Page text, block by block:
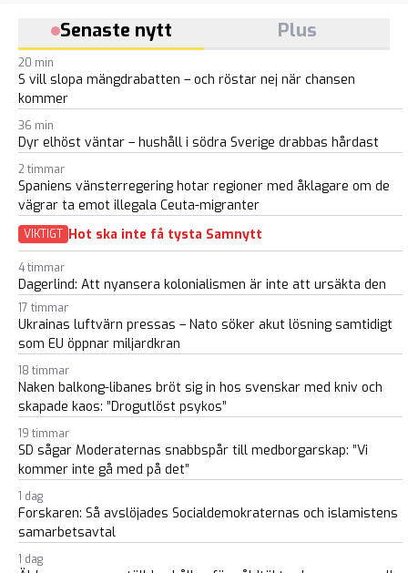
Senaste nytt Plus
20 min
S vill slopa mängdrabatten – och röstar nej när chansen
kommer
36 min
Dyr elhöst väntar – hushåll i södra Sverige drabbas hårdast
2 timmar
Spaniens vänsterregering hotar regioner med åklagare om de
vägrar ta emot illegala Ceuta-migranter
VIKTIGT Hot ska inte få tysta Samnytt
4 timmar
Dagerlind: Att nyansera kolonialismen är inte att ursäkta den
17 timmar
Ukrainas luftvärn pressas – Nato söker akut lösning samtidigt
som EU öppnar miljardkran
18 timmar
Naken balkong-libanes bröt sig in hos svenskar med kniv och
skapade kaos: ”Drogutlöst psykos”
19 timmar
SD sågar Moderaternas snabbspår till medborgarskap: ”Vi
kommer inte gå med på det”
1 dag
Forskaren: Så avslöjades Socialdemokraternas och islamistens
samarbetsavtal
1 dag